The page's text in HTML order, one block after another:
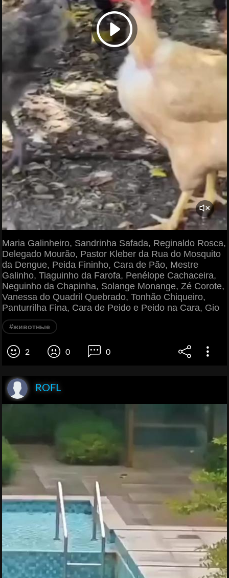
Maria Galinheiro, Sandrinha Safada, Reginaldo Rosca,
Delegado Mourão, Pastor Kleber da Rua do Mosquito
da Dengue, Peida Fininho, Cara de Pão, Mestre
Galinho, Tiaguinho da Farofa, Penélope Cachaceira,
Neguinho da Chapinha, Solange Monange, Zé Corote,
Vanessa do Quadril Quebrado, Tonhão Chiqueiro,
Panturrilha Fina, Cara de Peido e Peido na Cara, Gio
#животные
2 0 0
ROFL